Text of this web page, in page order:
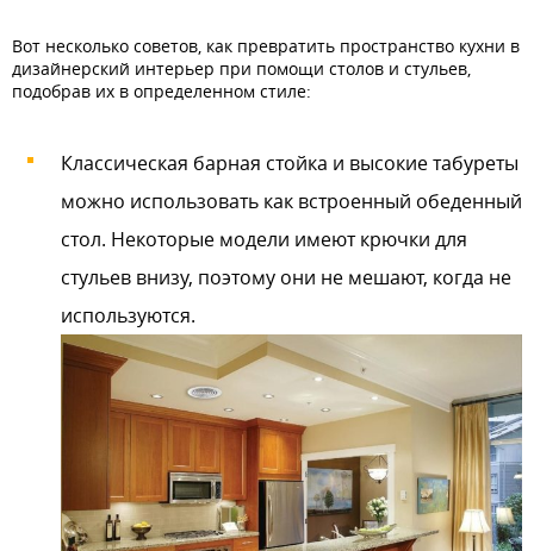
Вот несколько советов, как превратить пространство кухни в
дизайнерский интерьер при помощи столов и стульев,
подобрав их в определенном стиле:
Классическая барная стойка и высокие табуреты
можно использовать как встроенный обеденный
стол. Некоторые модели имеют крючки для
стульев внизу, поэтому они не мешают, когда не
используются.